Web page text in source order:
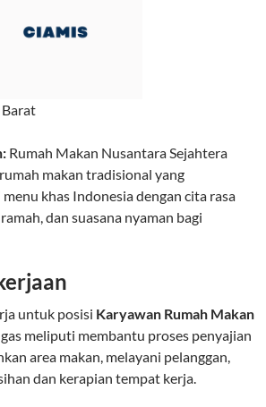
Barat
Rumah Makan Nusantara Sejahtera
makan tradisional yang
khas Indonesia dengan cita rasa
dan suasana nyaman bagi
untuk posisi Karyawan Rumah Makan
meliputi membantu proses penyajian
area makan, melayani pelanggan,
dan kerapian tempat kerja.